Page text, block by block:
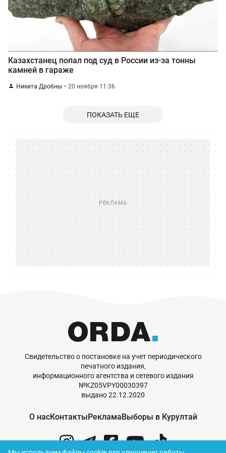
Казахстанец попал под суд в России из-за тонны
камней в гараже
Никита Дробны 20 ноября 11:36
ПОКАЗАТЬ ЕЩЕ
Свидетельство о постановке на учет периодического
печатного издания,
информационного агентства и сетевого издания
№KZ05VPY00030397
выдано 22.12.2020
О насКонтактыРекламаВыборы в Курултай